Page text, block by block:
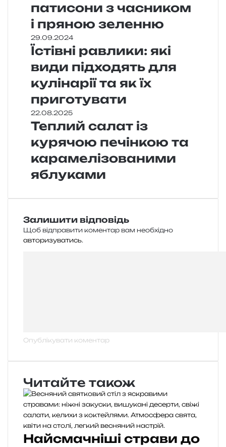
патисони з часником
і пряною зеленню
29.09.2024
Їстівні равлики: які
види підходять для
кулінарії та як їх
приготувати
22.08.2025
Теплий салат із
курячою печінкою та
карамелізованими
яблуками
Залишити відповідь
Щоб відправити коментар вам необхідно
авторизуватись.
Читайте також
Найсмачніші страви до